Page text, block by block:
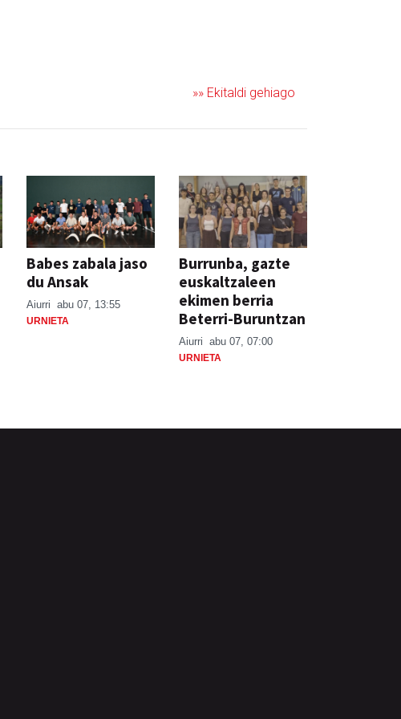
»» Ekitaldi gehiago
Babes zabala jaso
du Ansak
Aiurri abu 07, 13:55
URNIETA
Burrunba, gazte
euskaltzaleen
ekimen berria
Beterri-Buruntzan
Aiurri abu 07, 07:00
URNIETA